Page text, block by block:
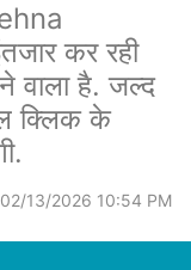
कर रही
वाला है. जल्द
क्लिक के
02/13/2026 10:54 PM